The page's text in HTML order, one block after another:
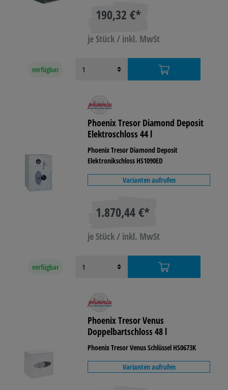
190,32 €*
je Stück / inkl. MwSt
verfügbar
Phoenix Tresor Diamond Deposit
Elektroschloss 44 l
Phoenix Tresor Diamond Deposit
Elektronikschloss HS1090ED
Varianten aufrufen
1.870,44 €*
je Stück / inkl. MwSt
verfügbar
Phoenix Tresor Venus
Doppelbartschloss 48 l
Phoenix Tresor Venus Schlüssel HS0673K
Varianten aufrufen